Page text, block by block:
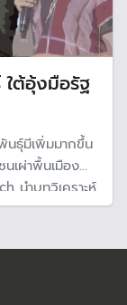
ใต้อุ้งมือรัฐ
นธุ์มีเพิ่มมากขึ้น
เผ่าพื้นเมือง
นำบทวิเคราะห์
ร ที่สะท้อนถึง